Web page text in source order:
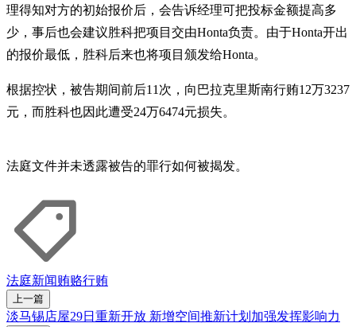
理得知对方的初始报价后，会告诉经理可把投标金额提高多
少，事后也会建议胜科把项目交由Honta负责。由于Honta开出
的报价最低，胜科后来也将项目颁发给Honta。
根据控状，被告期间前后11次，向巴拉克里斯南行贿12万3237
元，而胜科也因此遭受24万6474元损失。
法庭文件并未透露被告的罪行如何被揭发。
法庭新闻贿赂行贿
上一篇
淡马锡店屋29日重新开放 新增空间推新计划加强发挥影响力